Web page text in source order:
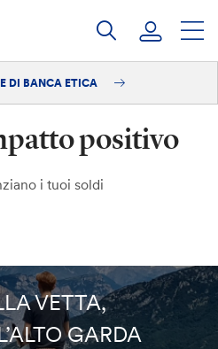
DI BANCA ETICA
positivo
i tuoi soldi
VETTA,
GARDA